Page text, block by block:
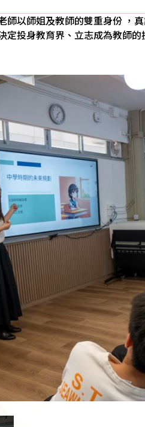
師以師姐及教師的雙重身份 ，
定投身教育界、立志成為教師的